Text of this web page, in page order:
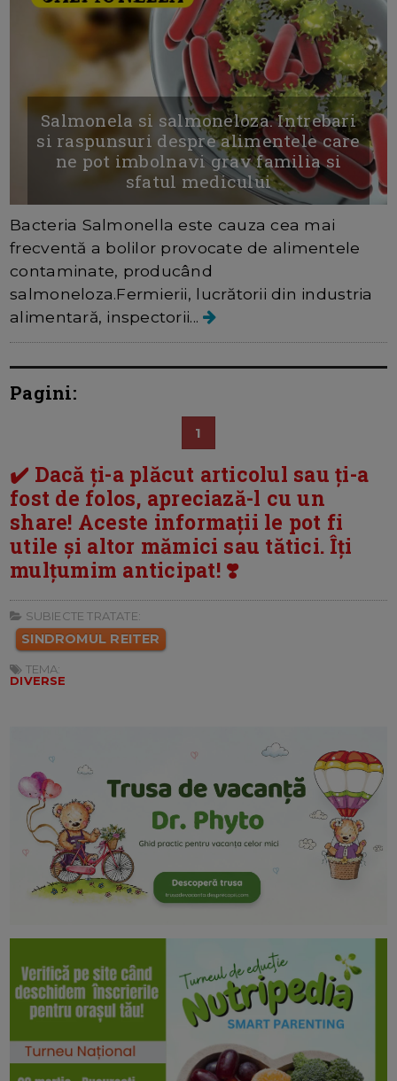
Salmonela si salmoneloza. Intrebari
si raspunsuri despre alimentele care
ne pot imbolnavi grav familia si
sfatul medicului
Bacteria Salmonella este cauza cea mai
frecventă a bolilor provocate de alimentele
contaminate, producând
salmoneloza.Fermierii, lucrătorii din industria
alimentară, inspectorii...
Pagini:
1
✔️ Dacă ți-a plăcut articolul sau ți-a
fost de folos, apreciază-l cu un
share! Aceste informații le pot fi
utile și altor mămici sau tătici. Îți
mulțumim anticipat! ❣️
SUBIECTE TRATATE:
SINDROMUL REITER
TEMA:
DIVERSE